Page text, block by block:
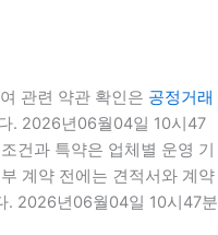
관련 약관 확인은 공정거래
. 2026년06월04일 10시47
건과 특약은 업체별 운영 기
계약 전에는 견적서와 계약
. 2026년06월04일 10시47분